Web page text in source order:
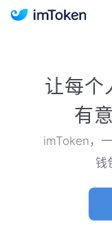
imToken 官网｜
让每个
有
imToken，
钱